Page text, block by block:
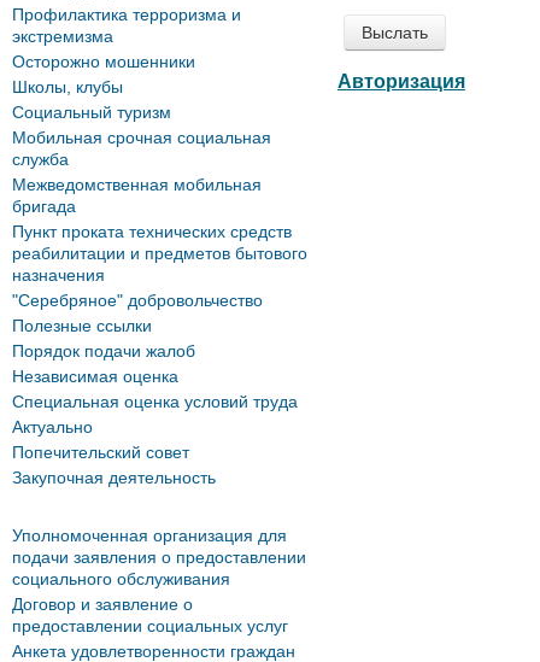
Авторизация
Профилактика терроризма и
экстремизма
Осторожно мошенники
Школы, клубы
Социальный туризм
Мобильная срочная социальная
служба
Межведомственная мобильная
бригада
Пункт проката технических средств
реабилитации и предметов бытового
назначения
"Серебряное" добровольчество
Полезные ссылки
Порядок подачи жалоб
Независимая оценка
Специальная оценка условий труда
Актуально
Попечительский совет
Закупочная деятельность
Уполномоченная организация для
подачи заявления о предоставлении
социального обслуживания
Договор и заявление о
предоставлении социальных услуг
Анкета удовлетворенности граждан